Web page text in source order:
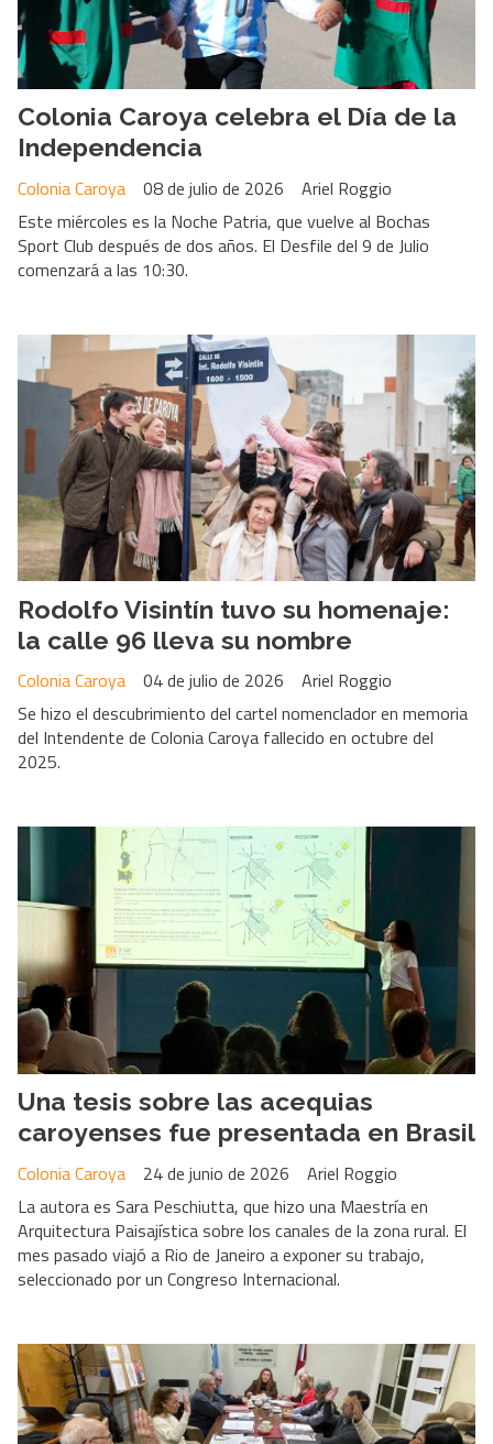
Colonia Caroya celebra el Día de la
Independencia
Ariel Roggio
Colonia Caroya
08 de julio de 2026
Este miércoles es la Noche Patria, que vuelve al Bochas
Sport Club después de dos años. El Desfile del 9 de Julio
comenzará a las 10:30.
Rodolfo Visintín tuvo su homenaje:
la calle 96 lleva su nombre
Ariel Roggio
Colonia Caroya
04 de julio de 2026
Se hizo el descubrimiento del cartel nomenclador en memoria
del Intendente de Colonia Caroya fallecido en octubre del
2025.
Una tesis sobre las acequias
caroyenses fue presentada en Brasil
Ariel Roggio
Colonia Caroya
24 de junio de 2026
La autora es Sara Peschiutta, que hizo una Maestría en
Arquitectura Paisajística sobre los canales de la zona rural. El
mes pasado viajó a Rio de Janeiro a exponer su trabajo,
seleccionado por un Congreso Internacional.